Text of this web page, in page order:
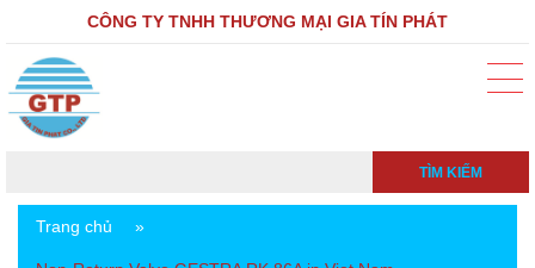
CÔNG TY TNHH THƯƠNG MẠI GIA TÍN PHÁT
TÌM KIẾM
Trang chủ »